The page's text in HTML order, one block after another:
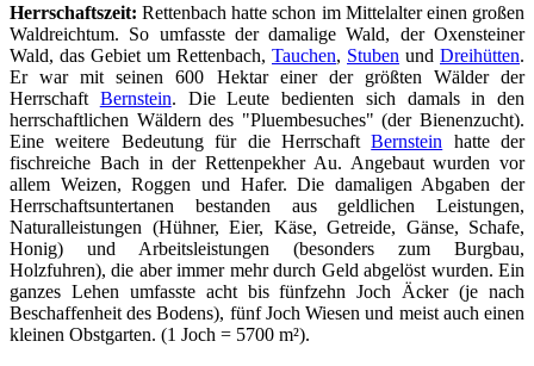
Herrschaftszeit: Rettenbach hatte schon im Mittelalter einen großen
Waldreichtum. So umfasste der damalige Wald, der Oxensteiner
Wald, das Gebiet um Rettenbach, Tauchen, Stuben und Dreihütten.
Er war mit seinen 600 Hektar einer der größten Wälder der
Herrschaft Bernstein. Die Leute bedienten sich damals in den
herrschaftlichen Wäldern des "Pluembesuches" (der Bienenzucht).
Eine weitere Bedeutung für die HerrschaftBernstein hatte der
fischreiche Bach in der Rettenpekher Au. Angebaut wurden vor
allem Weizen, Roggen und Hafer. Die damaligen Abgaben der
Herrschaftsuntertanen bestanden aus geldlichen Leistungen,
Naturalleistungen (Hühner, Eier, Käse, Getreide, Gänse, Schafe,
Honig) und Arbeitsleistungen (besonders zum Burgbau,
Holzfuhren), die aber immer mehr durch Geld abgelöst wurden. Ein
ganzes Lehen umfasste acht bis fünfzehn Joch Äcker (je nach
Beschaffenheit des Bodens), fünf Joch Wiesen und meist auch einen
kleinen Obstgarten. (1 Joch = 5700 m²).